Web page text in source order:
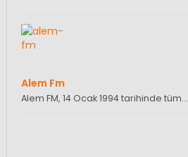
Alem Fm
Alem FM, 14 Ocak 1994 tarihinde tüm…